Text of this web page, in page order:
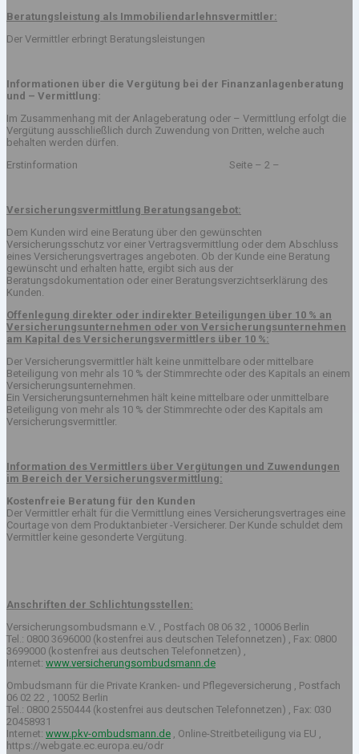
Beratungsleistung als Immobiliendarlehnsvermittler:
Der Vermittler erbringt Beratungsleistungen
Informationen über die Vergütung bei der Finanzanlagenberatung
und – Vermittlung:
Im Zusammenhang mit der Anlageberatung oder – Vermittlung erfolgt die
Vergütung ausschließlich durch Zuwendung von Dritten, welche auch
behalten werden dürfen.
Erstinformation Seite – 2 –
Versicherungsvermittlung Beratungsangebot:
Dem Kunden wird eine Beratung über den gewünschten
Versicherungsschutz vor einer Vertragsvermittlung oder dem Abschluss
eines Versicherungsvertrages angeboten. Ob der Kunde eine Beratung
gewünscht und erhalten hatte, ergibt sich aus der
Beratungsdokumentation oder einer Beratungsverzichtserklärung des
Kunden.
Offenlegung direkter oder indirekter Beteiligungen über 10 % an
Versicherungsunternehmen oder von Versicherungsunternehmen
am Kapital des Versicherungsvermittlers über 10 %:
Der Versicherungsvermittler hält keine unmittelbare oder mittelbare
Beteiligung von mehr als 10 % der Stimmrechte oder des Kapitals an einem
Versicherungsunternehmen.
Ein Versicherungsunternehmen hält keine mittelbare oder unmittelbare
Beteiligung von mehr als 10 % der Stimmrechte oder des Kapitals am
Versicherungsvermittler.
Information des Vermittlers über Vergütungen und Zuwendungen
im Bereich der Versicherungsvermittlung:
Kostenfreie Beratung für den Kunden
Der Vermittler erhält für die Vermittlung eines Versicherungsvertrages eine
Courtage von dem Produktanbieter -Versicherer. Der Kunde schuldet dem
Vermittler keine gesonderte Vergütung.
Anschriften der Schlichtungsstellen:
Versicherungsombudsmann e.V. , Postfach 08 06 32 , 10006 Berlin
Tel.: 0800 3696000 (kostenfrei aus deutschen Telefonnetzen) , Fax: 0800
3699000 (kostenfrei aus deutschen Telefonnetzen) ,
Internet: www.versicherungsombudsmann.de
Ombudsmann für die Private Kranken- und Pflegeversicherung , Postfach
06 02 22 , 10052 Berlin
Tel.: 0800 2550444 (kostenfrei aus deutschen Telefonnetzen) , Fax: 030
20458931
Internet: www.pkv-ombudsmann.de , Online-Streitbeteiligung via EU ,
https://webgate.ec.europa.eu/odr